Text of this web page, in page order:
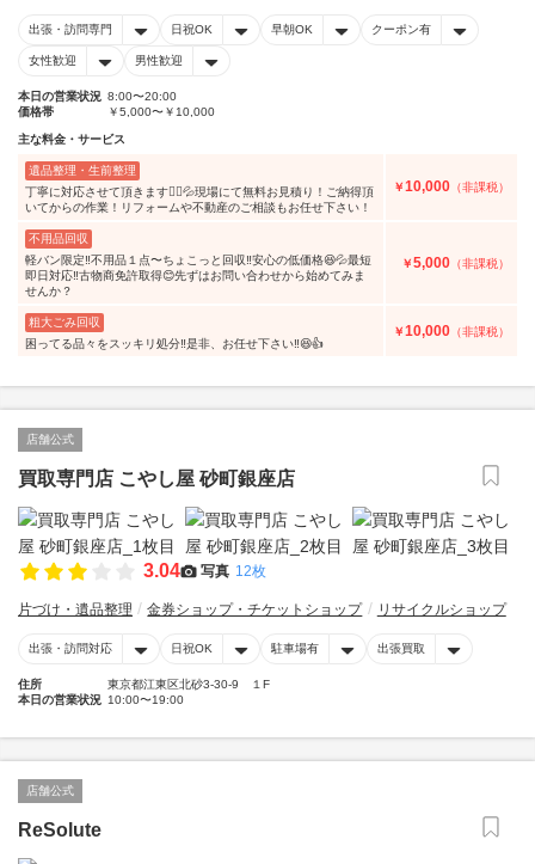
出張・訪問専門 日祝OK 早朝OK クーポン有
女性歓迎 男性歓迎
本日の営業状況 8:00〜20:00
価格帯
￥5,000〜￥10,000
主な料金・サービス
遺品整理・生前整理
丁寧に対応させて頂きます🙇‍♀️💦現場にて無料お見積り！ご納得頂
いてからの作業！リフォームや不動産のご相談もお任せ下さい！
￥10,000 （非課税）
不用品回収
軽バン限定‼️不用品１点〜ちょこっと回収‼️安心の低価格😆💦最短
即日対応‼️古物商免許取得😊先ずはお問い合わせから始めてみま
せんか？
￥5,000 （非課税）
粗大ごみ回収
困ってる品々をスッキリ処分‼️是非、お任せ下さい‼️😆👍
￥10,000 （非課税）
店舗公式
買取専門店 こやし屋 砂町銀座店
3.04 写真 12枚
片づけ・遺品整理 金券ショップ・チケットショップ リサイクルショップ
出張・訪問対応 日祝OK 駐車場有 出張買取
住所
東京都江東区北砂3-30-9 １F
本日の営業状況 10:00〜19:00
店舗公式
ReSolute